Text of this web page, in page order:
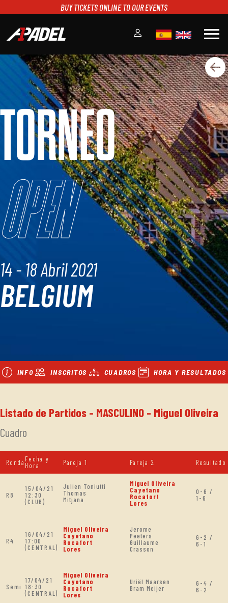
BUY TICKETS ONLINE TO OUR EVENTS
menu
A1PADEL
RANKING
CALENDARIO
TORNEOS
NOTICIAS
MULTIMEDIA
SCOREBOARD
STREAMING
TORNEO
Open
14 - 18 Abril 2021
BELGIUM
INFO INSCRITOS CUADROS HORA Y RESULTADOS
Listado de Partidos - MASCULINO - Miguel Oliveira
Cuadro
Ronda Fecha y
Hora
Pareja 1 Pareja 2 Resultado
R8
15/04/21
12:30
(CLUB)
Julien Toniutti
Thomas
Mitjana
Miguel Oliveira
Cayetano
Rocafort
Lores
0-6 /
1-6
R4
16/04/21
17:00
(CENTRAL)
Miguel Oliveira
Cayetano
Rocafort
Lores
Jerome
Peeters
Guillaume
Crasson
6-2 /
6-1
Semi
17/04/21
18:30
(CENTRAL)
Miguel Oliveira
Cayetano
Rocafort
Lores
Uriël Maarsen
Bram Meijer
6-4 /
6-2